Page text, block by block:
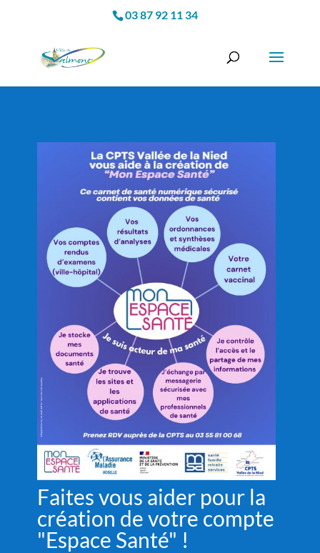
03 87 92 11 34
Faites vous aider pour la
création de votre compte
"Espace Santé" !